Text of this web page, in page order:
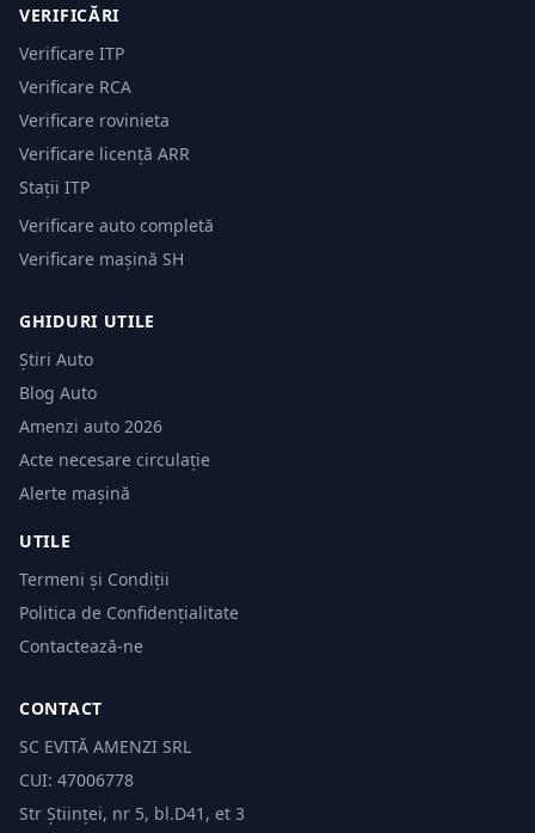
VERIFICĂRI
Verificare ITP
Verificare RCA
Verificare rovinieta
Verificare licență ARR
Stații ITP
Verificare auto completă
Verificare mașină SH
GHIDURI UTILE
Știri Auto
Blog Auto
Amenzi auto 2026
Acte necesare circulație
Alerte mașină
UTILE
Termeni și Condiții
Politica de Confidențialitate
Contactează-ne
CONTACT
SC EVITĂ AMENZI SRL
CUI: 47006778
Str Științei, nr 5, bl.D41, et 3